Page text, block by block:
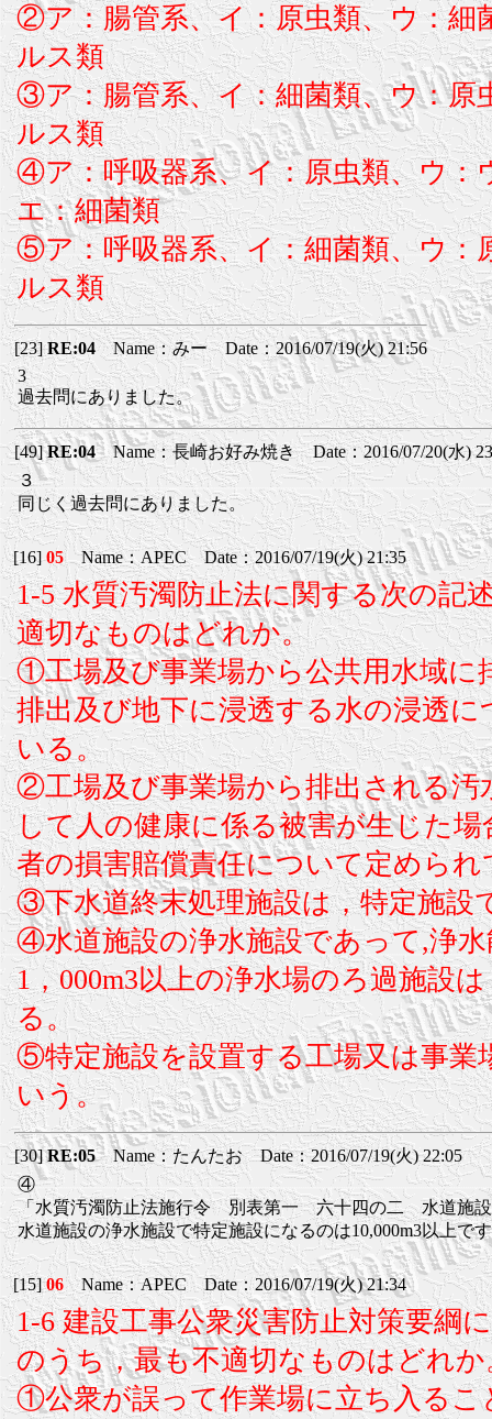
②ア：腸管系、イ：原虫類、ウ：細
ルス類
③ア：腸管系、イ：細菌類、ウ：原
ルス類
④ア：呼吸器系、イ：原虫類、ウ：
エ：細菌類
⑤ア：呼吸器系、イ：細菌類、ウ：
ルス類
[23]RE:04 Name：みー Date：2016/07/19(火) 21:56
3
過去問にありました。
[49]RE:04Name：長崎お好み焼き Date：2016/07/20(水)
３
同じく過去問にありました。
[16]05Name：APEC Date：2016/07/19(火) 21:35
1-5 水質汚濁防止法に関する次の記
適切なものはどれか。
①工場及び事業場から公共用水域に
排出及び地下に浸透する水の浸透
いる。
②工場及び事業場から排出される汚
して人の健康に係る被害が生じた
者の損害賠償責任について定められ
③下水道終末処理施設は，特定施設
④水道施設の浄水施設であって,浄
1，000m3以上の浄水場のろ過施設
る。
⑤特定施設を設置する工場又は事業
いう。
[30]RE:05Name：たんたお Date：2016/07/19(火) 22:05
④
「水質汚濁防止法施行令 別表第一 六十四の二 水道施設
水道施設の浄水施設で特定施設になるのは10,000m3以上で
[15]06Name：APEC Date：2016/07/19(火) 21:34
1-6 建設工事公衆災害防止対策要綱
のうち，最も不適切なものはどれか
①公衆が誤って作業場に立ち入るこ